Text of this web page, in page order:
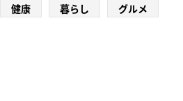
健康 暮らし グルメ